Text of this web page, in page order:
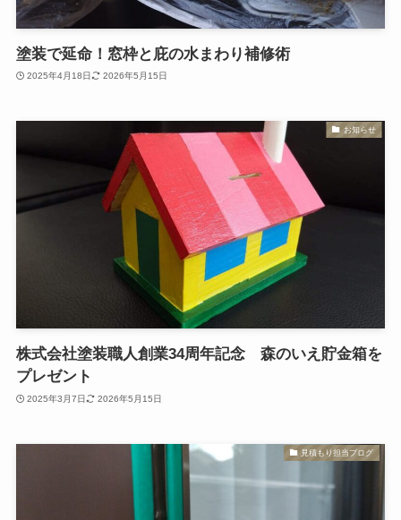
塗装で延命！窓枠と庇の水まわり補修術
2025年4月18日 2026年5月15日
お知らせ
株式会社塗装職人創業34周年記念 森のいえ貯金箱を
プレゼント
2025年3月7日 2026年5月15日
見積もり担当ブログ